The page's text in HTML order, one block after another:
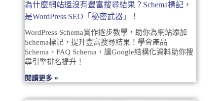
為什麼網站還沒有豐富搜尋結果？Schema標記，
是WordPress SEO「秘密武器」！
WordPress Schema實作逐步教學，助你為網站添加
Schema標記，提升豐富搜尋結果！學會產品
Schema、FAQ Schema，讓Google結構化資料助你搜
尋引擎排名提升！
閱讀更多 »